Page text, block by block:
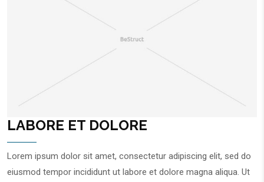
LABORE ET DOLORE
Lorem ipsum dolor sit amet, consectetur adipiscing elit, sed do
eiusmod tempor incididunt ut labore et dolore magna aliqua. Ut